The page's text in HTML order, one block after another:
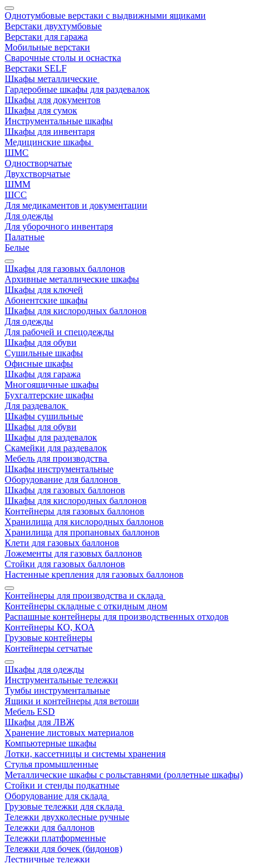
Однотумбовые верстаки с выдвижными ящиками
Верстаки двухтумбовые
Верстаки для гаража
Мобильные верстаки
Сварочные столы и оснастка
Верстаки SELF
Шкафы металлические
Гардеробные шкафы для раздевалок
Шкафы для документов
Шкафы для сумок
Инструментальные шкафы
Шкафы для инвентаря
Медицинские шкафы
ШМС
Одностворчатые
Двухстворчатые
ШММ
ШСС
Для медикаментов и документации
Для одежды
Для уборочного инвентаря
Палатные
Белые
Шкафы для газовых баллонов
Архивные металлические шкафы
Шкафы для ключей
Абонентские шкафы
Шкафы для кислородных баллонов
Для одежды
Для рабочей и спецодежды
Шкафы для обуви
Сушильные шкафы
Офисные шкафы
Шкафы для гаража
Многоящичные шкафы
Бухгалтерские шкафы
Для раздевалок
Шкафы сушильные
Шкафы для обуви
Шкафы для раздевалок
Скамейки для раздевалок
Мебель для производства
Шкафы инструментальные
Оборудование для баллонов
Шкафы для газовых баллонов
Шкафы для кислородных баллонов
Контейнеры для газовых баллонов
Хранилища для кислородных баллонов
Хранилища для пропановых баллонов
Клети для газовых баллонов
Ложементы для газовых баллонов
Стойки для газовых баллонов
Настенные крепления для газовых баллонов
Контейнеры для производства и склада
Контейнеры складные с откидным дном
Распашные контейнеры для производственных отходов
Контейнеры КО, КОА
Грузовые контейнеры
Контейнеры сетчатые
Шкафы для одежды
Инструментальные тележки
Тумбы инструментальные
Ящики и контейнеры для ветоши
Мебель ESD
Шкафы для ЛВЖ
Хранение листовых материалов
Компьютерные шкафы
Лотки, кассетницы и системы хранения
Стулья промышленные
Металлические шкафы с рольставнями (роллетные шкафы)
Стойки и стенды подкатные
Оборудование для склада
Грузовые тележки для склада
Тележки двухколесные ручные
Тележки для баллонов
Тележки платформенные
Тележки для бочек (бидонов)
Лестничные тележки